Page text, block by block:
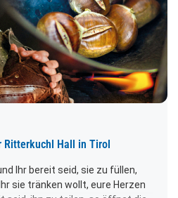
Ritterkuchl Hall in Tirol
Ihr bereit seid, sie zu füllen,
sie tränken wollt, eure Herzen